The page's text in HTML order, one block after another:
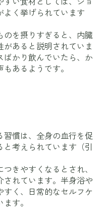
よく挙げられています
を摂りすぎると、内臓
あると説明されていま
かり飲んでいたら、か
あるようです。
習慣は、全身の血行を促
考えられています（引
きやすくなるとされ、
れています。半身浴や
く、日常的なセルフケ
す。